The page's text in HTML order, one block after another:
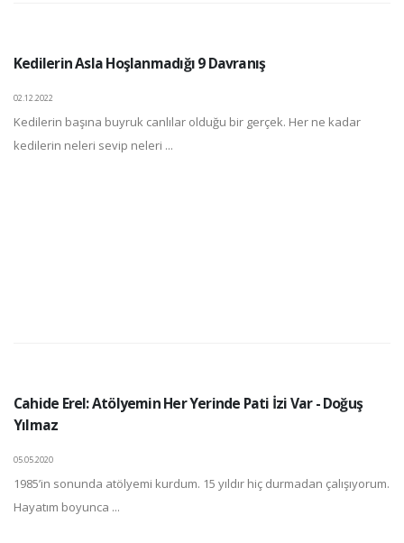
Kedilerin Asla Hoşlanmadığı 9 Davranış
02.12.2022
Kedilerin başına buyruk canlılar olduğu bir gerçek. Her ne kadar
kedilerin neleri sevip neleri ...
Cahide Erel: Atölyemin Her Yerinde Pati İzi Var - Doğuş
Yılmaz
05.05.2020
1985’in sonunda atölyemi kurdum. 15 yıldır hiç durmadan çalışıyorum.
Hayatım boyunca ...